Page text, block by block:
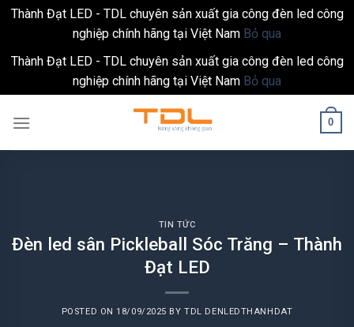
Thành Đạt LED - TDL chuyên sản xuất gia công đèn led công
nghiệp chính hãng tại Việt Nam Bỏ qua
Thành Đạt LED - TDL chuyên sản xuất gia công đèn led công
nghiệp chính hãng tại Việt Nam Bỏ qua
0
TIN TỨC
Đèn led sân Pickleball Sóc Trăng – Thành
Đạt LED
POSTED ON18/09/2025 BYTDL DENLEDTHANHDAT